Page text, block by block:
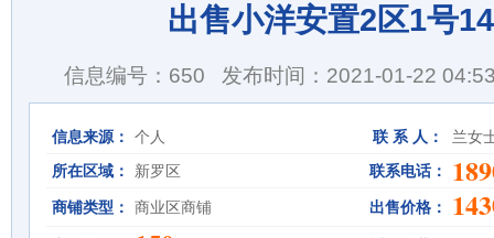
出售小洋安置2区1号
信息编号：650 发布时间：2021-01-22
信息来源： 个人 联 系 人：
兰女
所在区域：
新罗区 联系电话：
商铺类型： 商业区商铺 出售价格：